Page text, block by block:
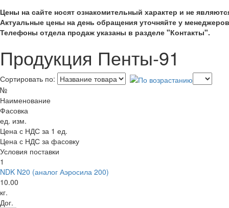
Цены на сайте носят ознакомительный характер и не
Актуальные цены на день обращения уточняйте у
Телефоны отдела продаж указаны в разделе "Контакты".
Продукция Пенты-91
Сортировать по:
№
Наименование
Фасовка
ед. изм.
Цена с НДС за 1 ед.
Цена с НДС за фасовку
Условия поставки
1
NDK N20 (аналог Аэросила 200)
10.00
кг.
Дог.